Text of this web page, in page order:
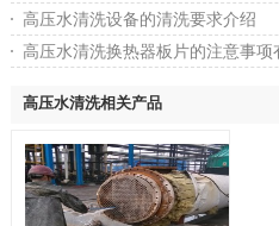
高压水清洗设备的清洗要求介绍
高压水清洗换热器板片的注意事项
高压水清洗相关产品